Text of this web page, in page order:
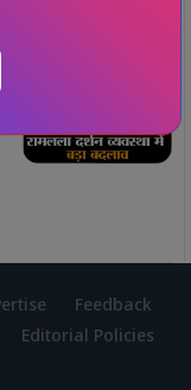
Feedback
Editorial Policies